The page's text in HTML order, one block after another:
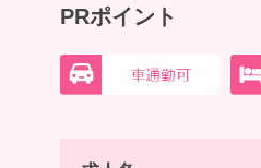
PRポイント